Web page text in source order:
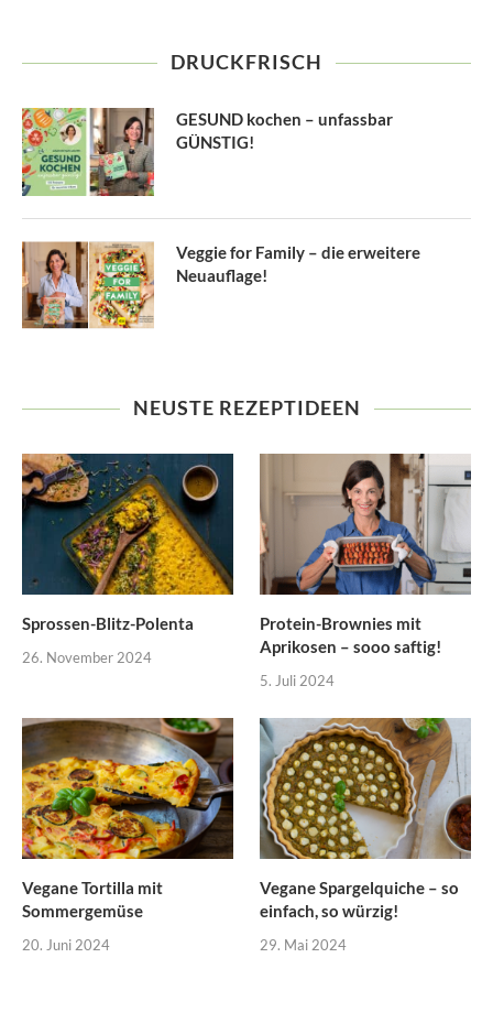
DRUCKFRISCH
GESUND kochen – unfassbar
GÜNSTIG!
Veggie for Family – die erweitere
Neuauflage!
NEUSTE REZEPTIDEEN
Sprossen-Blitz-Polenta
26. November 2024
Protein-Brownies mit
Aprikosen – sooo saftig!
5. Juli 2024
Vegane Tortilla mit
Sommergemüse
20. Juni 2024
Vegane Spargelquiche – so
einfach, so würzig!
29. Mai 2024